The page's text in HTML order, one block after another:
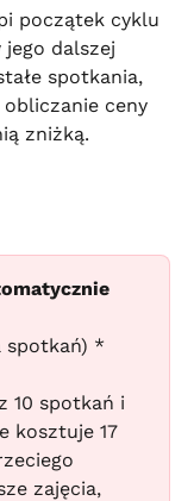
początek cyklu
jego dalszej
spotkania,
ceny
zniżką.
spotkań) *
10 spotkań i
kosztuje 17
zajęcia,